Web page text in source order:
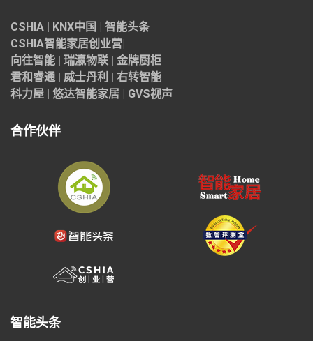
CSHIA KNX中国
智能头条
CSHIA智能家居创业营
向往智能
瑞瀛物联
金牌厨柜
君和睿通
威士丹利
右转智能
科力屋
悠达智能家居 GVS视声
合作伙伴
智能头条